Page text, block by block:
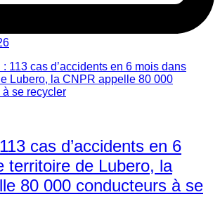
cas d’accidents en 6
territoire de Lubero, la
80 000 conducteurs à se